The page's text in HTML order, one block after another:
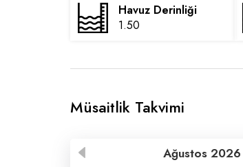
Havuz Derinliği
1.50
Müsaitlik Takvimi
Ağustos 2026